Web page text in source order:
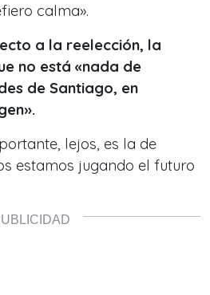
calma».
a la reelección, la
no está «nada de
de Santiago, en
lejos, es la de
estamos jugando el futuro